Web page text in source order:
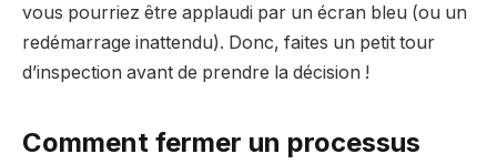
vous pourriez être applaudi par un écran bleu (ou un
redémarrage inattendu). Donc, faites un petit tour
d’inspection avant de prendre la décision !
Comment fermer un processus